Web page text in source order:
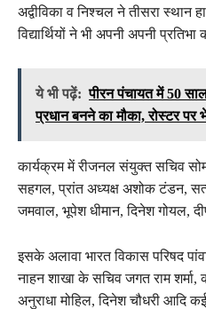
अद्वीविका व निश्चल ने तीसरा स्थान
विद्यार्थियों ने भी अपनी अपनी
ये भी पढ़ें: पीरन पंचायत में 50
प्रधान बनने का मौका, रोस्टर पर
कार्यक्रम में रीजनल संयुक्त सचिव
सहगल, प्रांत अध्यक्ष अशोक टंडन,
जमवाल, भूपेश धीमान, दिनेश गोयल,
इसके अलावा भारत विकास परिषद
नाहन शाखा के सचिव जगत राम शर्मा,
अनुराधा मोहिल, दिनेश चौधरी आदि